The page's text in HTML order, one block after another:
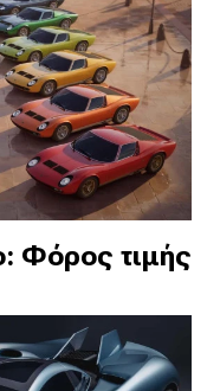
Φόρος τιμής